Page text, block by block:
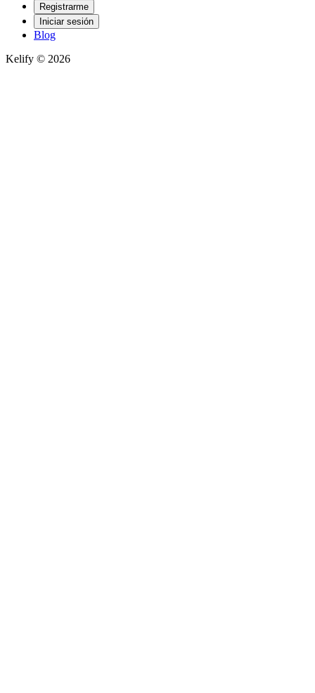
Registrarme
Iniciar sesión
Blog
Kelify © 2026